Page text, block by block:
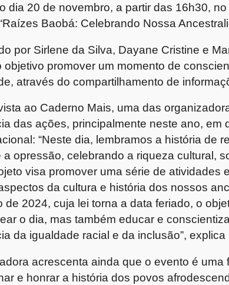
dia 20 de novembro, a partir das 16h30,
Baobá: Celebrando Nossa
por Sirlene da Silva, Dayane Cristine e
objetivo promover um momento de
através do compartilhamento de
ao Caderno Mais, uma das
das ações, principalmente neste ano, em
“Neste dia, lembramos a história de
a opressão, celebrando a riqueza cultural,
visa promover uma série de atividades
da cultura e história dos nossos
de 2024, cuja lei torna a data feriado, o
o dia, mas também educar e
da igualdade racial e da inclusão”, explica
acrescenta ainda que o evento é uma
e honrar a história dos povos